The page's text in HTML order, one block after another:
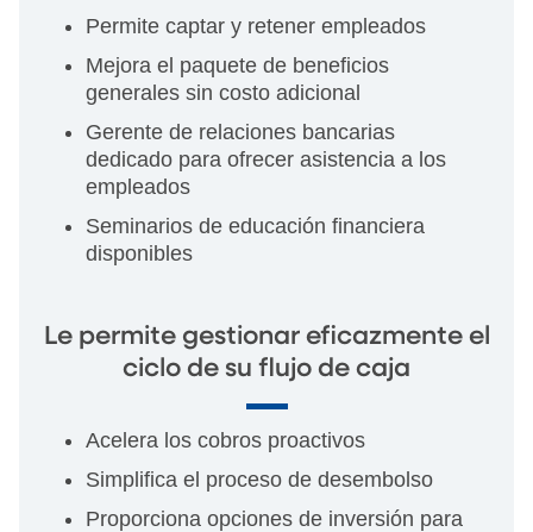
Permite captar y retener empleados
Mejora el paquete de beneficios
generales sin costo adicional
Gerente de relaciones bancarias
dedicado para ofrecer asistencia a los
empleados
Seminarios de educación financiera
disponibles
Le permite gestionar eficazmente el
ciclo de su flujo de caja
Acelera los cobros proactivos
Simplifica el proceso de desembolso
Proporciona opciones de inversión para